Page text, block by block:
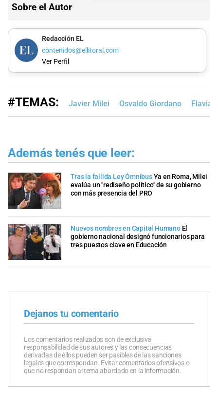
Sobre el Autor
Redacción EL
contenidos@ellitoral.com
Ver Perfil
#TEMAS: Javier Milei Osvaldo Giordano Flavia
Además tenés que leer:
Tras la fallida Ley ÓmnibusYa en Roma, Milei
evalúa un "rediseño político" de su gobierno
con más presencia del PRO
Nuevos nombres en Capital Humano El
gobierno nacional designó funcionarios para
tres puestos clave en Educación
Dejanos tu comentario
Los comentarios realizados son de exclusiva
responsabilidad de sus autores y las consecuencias
derivadas de ellos pueden ser pasibles de las sanciones
legales que correspondan. Evitar comentarios ofensivos o
que no respondan al tema abordado en la información.